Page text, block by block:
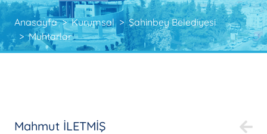
Anasayfa Kurumsal
Şahinbey Belediyesi
Muhtarlar
Mahmut İLETMİŞ